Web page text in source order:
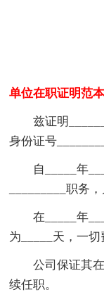
单位在职证明范
兹证明
身份证号
自_____年
_________职务
在_____年
为_____天，一
公司保证其
续任职。